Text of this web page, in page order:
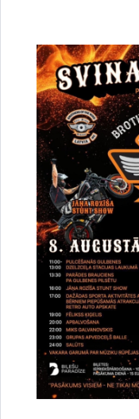
Drukāt lapu
Dalīties
Vai šī